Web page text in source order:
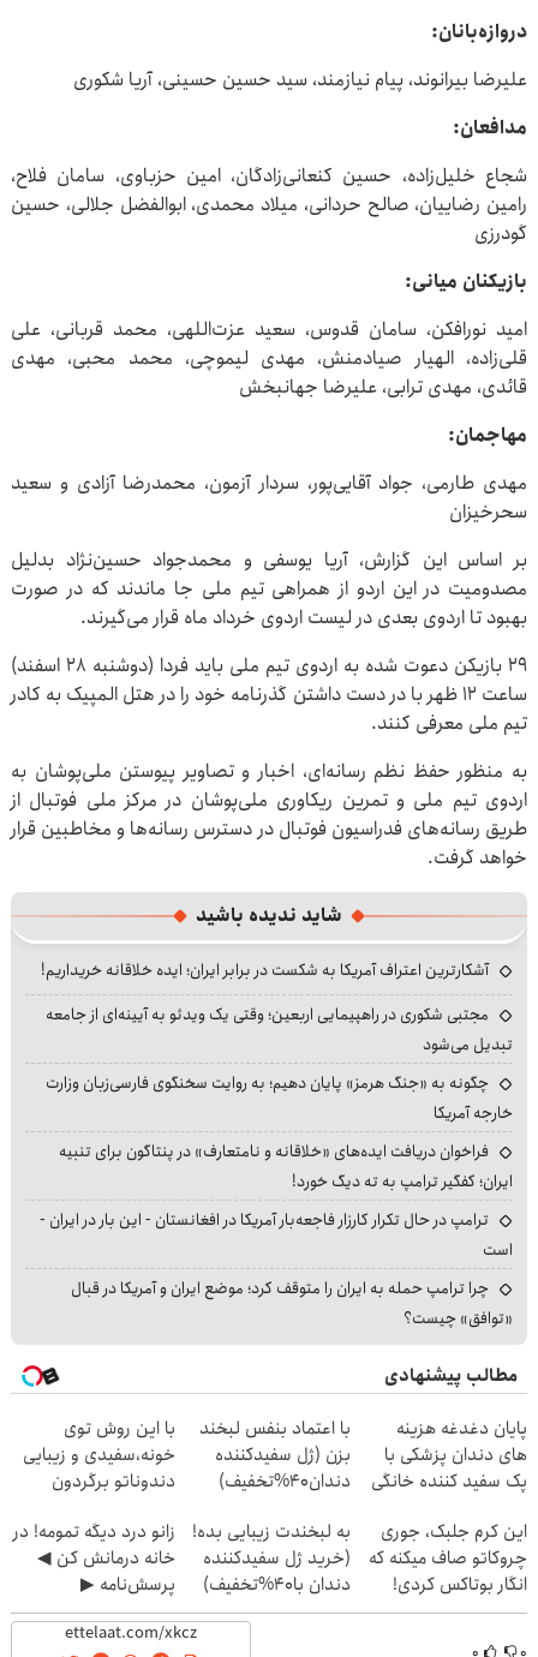
دروازه‌بانان:
علیرضا بیرانوند، پیام نیازمند، سید حسین حسینی، آریا شکوری
مدافعان:
شجاع خلیل‌زاده، حسین کنعانی‌زادگان، امین حزباوی، سامان فلاح،
رامین رضاییان، صالح حردانی، میلاد محمدی، ابوالفضل جلالی، حسین
گودرزی
بازیکنان میانی:
امید نورافکن، سامان قدوس، سعید عزت‌اللهی، محمد قربانی، علی
قلی‌زاده، الهیار صیادمنش، مهدی لیموچی، محمد محبی، مهدی
قائدی، مهدی ترابی، علیرضا جهانبخش
مهاجمان:
مهدی طارمی، جواد آقایی‌پور، سردار آزمون، محمدرضا آزادی و سعید
سحرخیزان
بر اساس این گزارش، آریا یوسفی و محمدجواد حسین‌نژاد بدلیل
مصدومیت در این اردو از همراهی تیم ملی جا ماندند که در صورت
بهبود تا اردوی بعدی در لیست اردوی خرداد ماه قرار می‌گیرند.
٢٩ بازیکن دعوت شده به اردوی تیم ملی باید فردا (دوشنبه ۲۸ اسفند)
ساعت ۱۲ ظهر با در دست داشتن گذرنامه خود را در هتل المپیک به کادر
تیم ملی معرفی کنند.
به منظور حفظ نظم رسانه‌ای، اخبار و تصاویر پیوستن ملی‌پوشان به
اردوی تیم ملی و تمرین ریکاوری ملی‌پوشان در مرکز ملی فوتبال از
طریق رسانه‌های فدراسیون فوتبال در دسترس رسانه‌ها و مخاطبین قرار
خواهد گرفت.
شاید ندیده باشید
آشکارترین اعتراف آمریکا به شکست در برابر ایران؛ ایده خلاقانه خریداریم!
مجتبی شکوری در راهپیمایی اربعین؛ وقتی یک ویدئو به آیینه‌ای از جامعه
تبدیل می‌شود
چگونه به «جنگ هرمز» پایان دهیم؛ به روایت سخنگوی فارسی‌زبان وزارت
خارجه آمریکا
فراخوان دریافت ایده‌های «خلاقانه و نامتعارف» در پنتاگون برای تنبیه
ایران؛ کفگیر ترامپ به ته دیگ خورد!
ترامپ در حال تکرار کارزار فاجعه‌بار آمریکا در افغانستان - این بار در ایران -
است
چرا ترامپ حمله به ایران را متوقف کرد؛ موضع ایران و آمریکا در قبال
«توافق» چیست؟
مطالب پیشنهادی
پایان دغدغه هزینه
های دندان پزشکی با
پک سفید کننده خانگی
با اعتماد بنفس لبخند
بزن (ژل سفیدکننده
دندان40%تخفیف)
با این روش توی
خونه،سفیدی و زیبایی
دندوناتو برگردون
این کرم جلبک، جوری
چروکاتو صاف میکنه که
انگار بوتاکس کردی!
(تخفیف ویژه)
به لبخندت زیبایی بده!
(خرید ژل سفیدکننده
دندان با40%تخفیف)
زانو درد دیگه تمومه! در
خانه درمانش کن ◀
پرسش‌نامه ▶
۰ ۰